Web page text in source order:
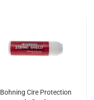
Bohning Cire Protection